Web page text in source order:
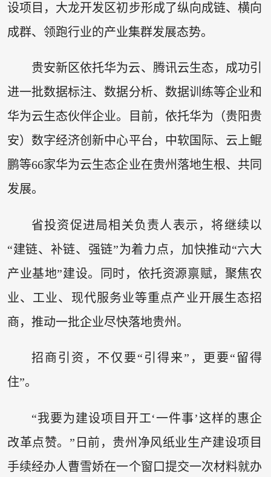
设项目，大龙开发区初步形成了纵向成链、横向
成群、领跑行业的产业集群发展态势。
贵安新区依托华为云、腾讯云生态，成功引
进一批数据标注、数据分析、数据训练等企业和
华为云生态伙伴企业。目前，依托华为（贵阳贵
安）数字经济创新中心平台，中软国际、云上鲲
鹏等66家华为云生态企业在贵州落地生根、共同
发展。
省投资促进局相关负责人表示，将继续以
“建链、补链、强链”为着力点，加快推动“六大
产业基地”建设。同时，依托资源禀赋，聚焦农
业、工业、现代服务业等重点产业开展生态招
商，推动一批企业尽快落地贵州。
招商引资，不仅要“引得来”，更要“留得
住”。
“我要为建设项目开工‘一件事’这样的惠企
改革点赞。”日前，贵州净风纸业生产建设项目
手续经办人曹雪娇在一个窗口提交一次材料就办